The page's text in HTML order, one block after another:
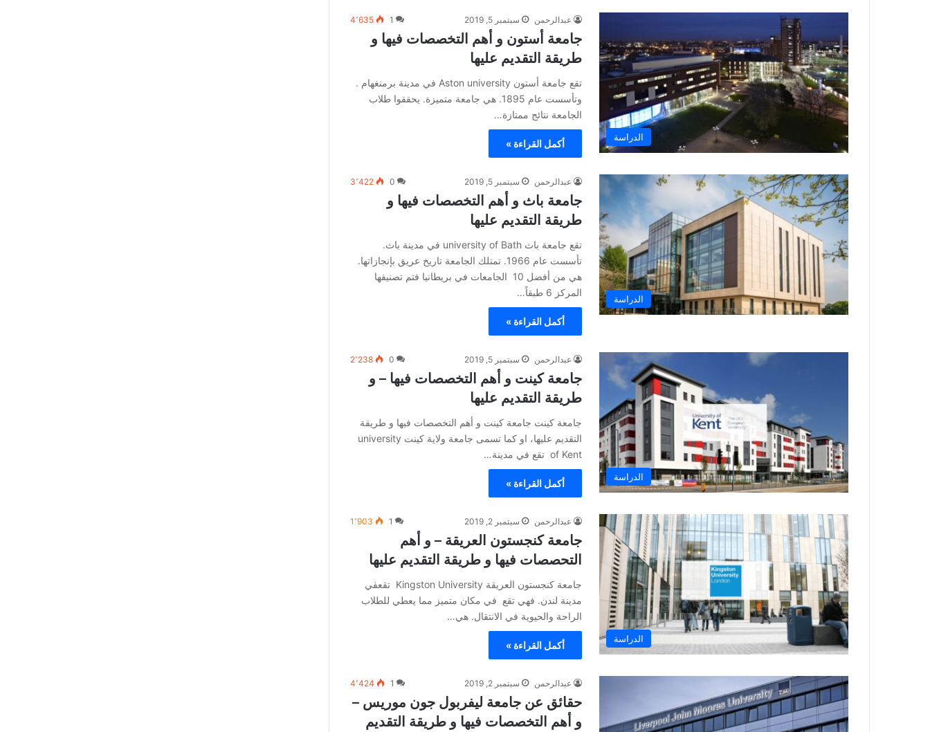
الدراسة
عبدالرحمن سبتمبر 5, 2019 1 4٬635
جامعة أستون و أهم التخصصات فيها و
طريقة التقديم عليها
تقع جامعة أستون Aston university في مدينة برمنغهام .
وتأسست عام 1895. هي جامعة متميزة. يحققوا طلاب
الجامعة نتائج ممتازة…
أكمل القراءة »
الدراسة
عبدالرحمن سبتمبر 5, 2019 0 3٬422
جامعة باث و أهم التخصصات فيها و
طريقة التقديم عليها
تقع جامعة باث university of Bath في مدينة باث.
تأسست عام 1966. تمتلك الجامعة تاريخ عريق بإنجازاتها.
هي من أفضل 10 الجامعات في بريطانيا فتم تصنيفها
المركز 6 طبقاً…
أكمل القراءة »
الدراسة
عبدالرحمن سبتمبر 5, 2019 0 2٬238
جامعة كينت و أهم التخصصات فيها – و
طريقة التقديم عليها
جامعة كينت جامعة كينت و أهم التخصصات فيها و طريقة
التقديم عليها، او كما تسمى جامعة ولاية كينت university
of Kent تقع في مدينة…
أكمل القراءة »
الدراسة
عبدالرحمن سبتمبر 2, 2019 1 1٬903
جامعة كنجستون العريقة – و أهم
التحصصات فيها و طريقة التقديم عليها
جامعة كنجستون العريقة Kingston University تقعفي
مدينة لندن. فهي تقع في مكان متميز مما يعطي للطلاب
الراحة والحيوية في الانتقال. هي…
أكمل القراءة »
عبدالرحمن سبتمبر 2, 2019 1 4٬424
حقائق عن جامعة ليفربول جون موريس –
و أهم التخصصات فيها و طريقة التقديم